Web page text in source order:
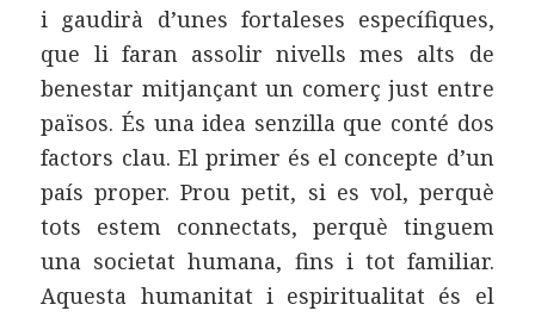
i gaudirà d’unes fortaleses específiques,
que li faran assolir nivells mes alts de
benestar mitjançant un comerç just entre
països. És una idea senzilla que conté dos
factors clau. El primer és el concepte d’un
país proper. Prou petit, si es vol, perquè
tots estem connectats, perquè tinguem
una societat humana, fins i tot familiar.
Aquesta humanitat i espiritualitat és el